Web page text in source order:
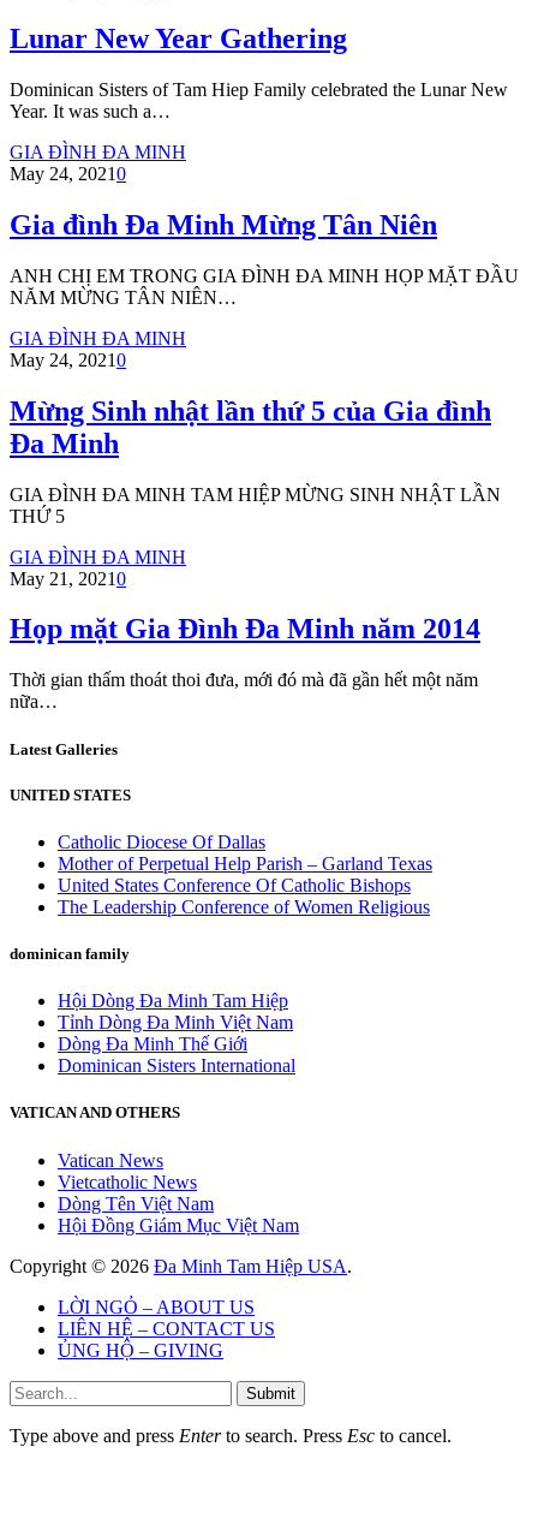
Lunar New Year Gathering
Dominican Sisters of Tam Hiep Family celebrated the Lunar New
Year. It was such a…
GIA ĐÌNH ĐA MINH
May 24, 20210
Gia đình Đa Minh Mừng Tân Niên
ANH CHỊ EM TRONG GIA ĐÌNH ĐA MINH HỌP MẶT ĐẦU
NĂM MỪNG TÂN NIÊN…
GIA ĐÌNH ĐA MINH
May 24, 20210
Mừng Sinh nhật lần thứ 5 của Gia đình
Đa Minh
GIA ĐÌNH ĐA MINH TAM HIỆP MỪNG SINH NHẬT LẦN
THỨ 5
GIA ĐÌNH ĐA MINH
May 21, 20210
Họp mặt Gia Đình Đa Minh năm 2014
Thời gian thấm thoát thoi đưa, mới đó mà đã gần hết một năm
nữa…
Latest Galleries
UNITED STATES
Catholic Diocese Of Dallas
Mother of Perpetual Help Parish – Garland Texas
United States Conference Of Catholic Bishops
The Leadership Conference of Women Religious
dominican family
Hội Dòng Đa Minh Tam Hiệp
Tỉnh Dòng Đa Minh Việt Nam
Dòng Đa Minh Thế Giới
Dominican Sisters International
VATICAN AND OTHERS
Vatican News
Vietcatholic News
Dòng Tên Việt Nam
Hội Đồng Giám Mục Việt Nam
Copyright © 2026 Đa Minh Tam Hiệp USA.
LỜI NGỎ – ABOUT US
LIÊN HỆ – CONTACT US
ỦNG HỘ – GIVING
Submit
Type above and press Enterto search. Press Esc to cancel.